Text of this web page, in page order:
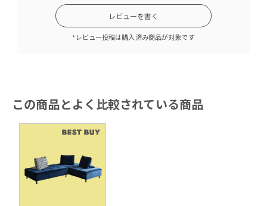
ワンポイントで１つだけ柄のついた背クッションを。座面に施
されたステッチのデザインも相まって空間をおしゃれに演出し
レビューを書く
*レビュー投稿は購入済み商品が対象です
この商品とよく比較されている商品